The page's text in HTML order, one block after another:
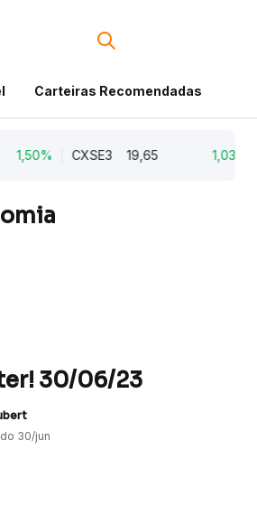
Carteiras Recomendadas
1,50% CXSE3 19,65 1,03%
30/06/23
30/jun